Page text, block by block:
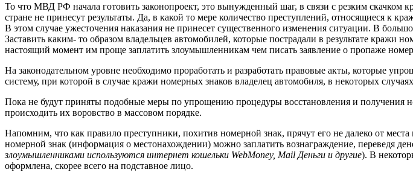
То что МВД РФ начала готовить законопроект, это вынужденный шаг, в связи с резким
стране не принесут результаты. Да, в какой то мере количество преступлений, относящиеся к
В этом случае ужесточения наказания не принесет существенного изменения ситуации. В
Заставить каким- то образом владельцев автомобилей, которые пострадали в результате кражи
настоящий момент им проще заплатить злоумышленникам чем писать заявление о пропаже
На законодательном уровне необходимо проработать и разработать правовые акты, которые
систему, при которой в случае кражи номерных знаков владелец автомобиля, в некоторых
Пока не будут приняты подобные меры по упрощению процедуры восстановления и получения
происходить их воровство в массовом порядке.
Напомним, что как правило преступники, похитив номерной знак, прячут его не далеко от
номерной знак (информация о местонахождении) можно заплатить вознаграждение, переведя
злоумышленниками используются интернет кошельки WebMoney, Mail Деньги и другие). В
оформлена, скорее всего на подставное лицо.